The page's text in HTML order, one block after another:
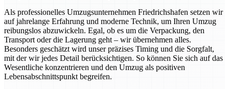
Als professionelles Umzugsunternehmen Friedrichshafen setzen wir
auf jahrelange Erfahrung und moderne Technik, um Ihren Umzug
reibungslos abzuwickeln. Egal, ob es um die Verpackung, den
Transport oder die Lagerung geht – wir übernehmen alles.
Besonders geschätzt wird unser präzises Timing und die Sorgfalt,
mit der wir jedes Detail berücksichtigen. So können Sie sich auf das
Wesentliche konzentrieren und den Umzug als positiven
Lebensabschnittspunkt begreifen.